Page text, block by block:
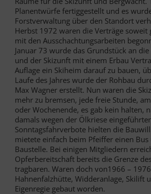
Planentwürfe fertiggestellt und es
Forstverwaltung über den Standort
Herbst 1972 waren die Verträge soweit
mit den Ausschachtungsarbeiten
Januar 73 wurde das Grundstück an
und der Skizunft mit einem Erbau
Auflage ein Skiheim darauf zu bauen,
Laufe des Jahres wurde der Rohbau
Max Wagner erstellt. Nun waren die
mehr zu bremsen, jede freie Stunde,
oder Wochenende, es gab kein halten,
damals wegen der Ölkriese
Sonntagsfahrverbote hielten die
mietete einfach beim Pfeiffer einen
Baustelle. Bei einigen Mitgliedern
Opferbereitschaft bereits die Grenze
tragbaren. Waren doch von1966 – 1976
Hahnenfalzhütte, Widderanlage, Skilift
Eigenregie gebaut worden.